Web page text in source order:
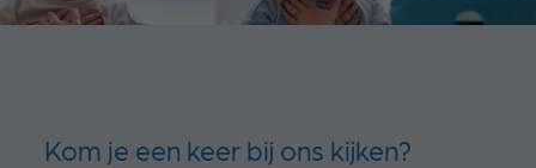
Kom je een keer bij ons kijken?